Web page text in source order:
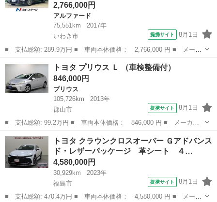
2,766,000円
アルファード
75,551km
2017年
いわき市
提携サイト 8月1日
■ 支払総額: 289.9万円 ■ 車両本体価格： 2,766,000 円 ■ メーカ
ー名： トヨタ ■ 車種名： アルファード ■ グレード名： ２．
５Ｓ Ｃパッケージ 両側電動スライド 純正１０型ナビ フリップ
ダウン ...
福島 いわき市 アルファード
トヨタ プリウス Ｌ （車検整備付）
846,000円
プリウス
105,726km
2013年
郡山市
提携サイト 8月1日
■ 支払総額: 99.2万円 ■ 車両本体価格： 846,000 円 ■ メーカー
名： トヨタ ■ 車種名： プリウス ■ グレード名： Ｌ ■ 排気
量： 1800cc ■ ドア枚数： 5D ■ ミッション： CVT ■ ...
福島 郡山市 プリウス
トヨタ クラウンクロスオーバー Ｇアドバンス
ド・レザーパッケージ 革シート ４…
4,580,000円
30,929km
2023年
福島市
提携サイト 8月1日
■ 支払総額: 470.4万円 ■ 車両本体価格： 4,580,000 円 ■ メーカ